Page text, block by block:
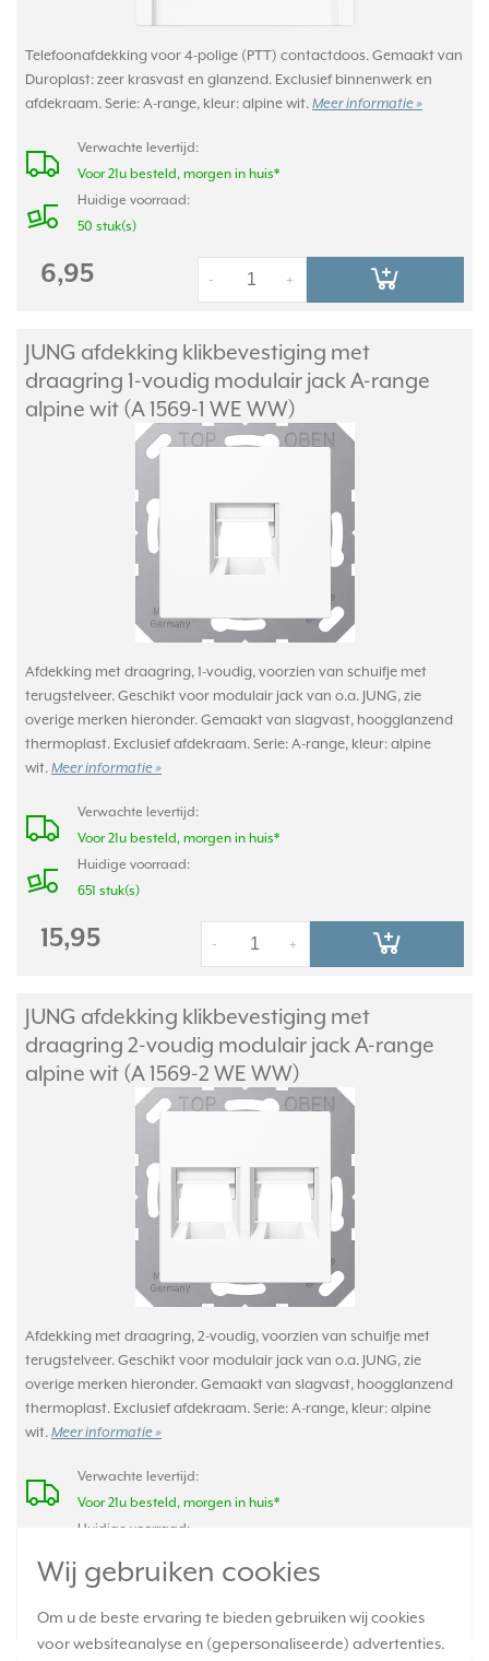
Wij gebruiken cookies
Om u de beste ervaring te bieden gebruiken wij cookies
voor websiteanalyse en (gepersonaliseerde) advertenties.
Telefoonafdekking voor 4-polige (PTT) contactdoos. Gemaakt van
Duroplast: zeer krasvast en glanzend. Exclusief binnenwerk en
afdekraam. Serie: A-range, kleur: alpine wit. Meer informatie »
Verwachte levertijd:
Voor 21u besteld, morgen in huis*
Huidige voorraad:
50 stuk(s)
6,95 +
-
JUNG afdekking klikbevestiging met
draagring 1-voudig modulair jack A-range
alpine wit (A 1569-1 WE WW)
Afdekking met draagring, 1-voudig, voorzien van schuifje met
terugstelveer. Geschikt voor modulair jack van o.a. JUNG, zie
overige merken hieronder. Gemaakt van slagvast, hoogglanzend
thermoplast. Exclusief afdekraam. Serie: A-range, kleur: alpine
wit. Meer informatie »
Verwachte levertijd:
Voor 21u besteld, morgen in huis*
Huidige voorraad:
651 stuk(s)
15,95 +
-
JUNG afdekking klikbevestiging met
draagring 2-voudig modulair jack A-range
alpine wit (A 1569-2 WE WW)
Afdekking met draagring, 2-voudig, voorzien van schuifje met
terugstelveer. Geschikt voor modulair jack van o.a. JUNG, zie
overige merken hieronder. Gemaakt van slagvast, hoogglanzend
thermoplast. Exclusief afdekraam. Serie: A-range, kleur: alpine
wit. Meer informatie »
Verwachte levertijd:
Voor 21u besteld, morgen in huis*
Huidige voorraad:
+